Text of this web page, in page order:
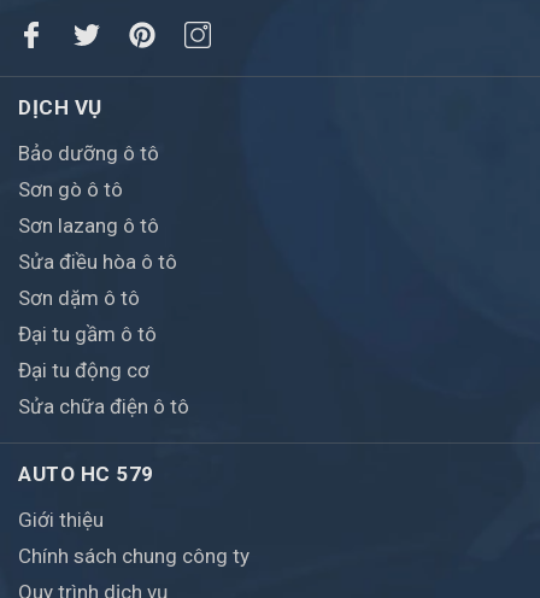
DỊCH VỤ
Bảo dưỡng ô tô
Sơn gò ô tô
Sơn lazang ô tô
Sửa điều hòa ô tô
Sơn dặm ô tô
Đại tu gầm ô tô
Đại tu động cơ
Sửa chữa điện ô tô
AUTO HC 579
Giới thiệu
Chính sách chung công ty
Quy trình dịch vụ